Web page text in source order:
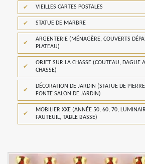
VIEILLES CARTES POSTALES
STATUE DE MARBRE
ARGENTERIE (MÉNAGÈRE, COUVERTS
PLATEAU)
OBJET SUR LA CHASSE (COUTEAU, DAGUE
CHASSE)
DÉCORATION DE JARDIN (STATUE DE
FONTE SALON DE JARDIN)
MOBILIER XXE (ANNÉE 50, 60, 70,
FAUTEUIL, TABLE BASSE)